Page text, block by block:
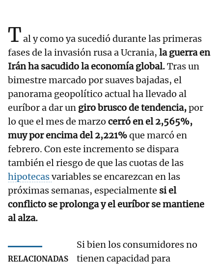
Tal y como ya sucedió durante las primeras
fases de la invasión rusa a Ucrania, la guerra en
Irán ha sacudido la economía global.Tras un
bimestre marcado por suaves bajadas, el
panorama geopolítico actual ha llevado al
euríbor a dar un giro brusco de tendencia,por
lo que el mes de marzo cerró en el 2,565%,
muy por encima del 2,221%que marcó en
febrero. Con este incremento se dispara
también el riesgo de que las cuotas de las
hipotecasvariables se encarezcan en las
próximas semanas, especialmente si el
conflicto se prolonga y el euríbor se mantiene
al alza.
RELACIONADAS
Si bien los consumidores no
tienen capacidad para